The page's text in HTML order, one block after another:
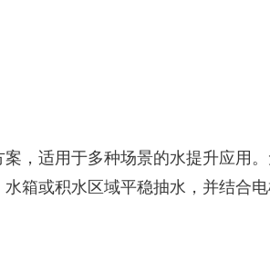
，适用于多种场景的水提升应用
箱或积水区域平稳抽水，并结合